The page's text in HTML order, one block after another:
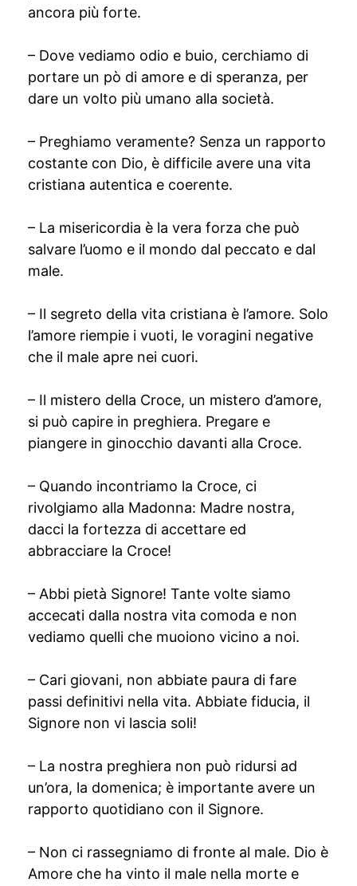
ancora più forte.
– Dove vediamo odio e buio, cerchiamo di
portare un pò di amore e di speranza, per
dare un volto più umano alla società.
– Preghiamo veramente? Senza un rapporto
costante con Dio, è difficile avere una vita
cristiana autentica e coerente.
– La misericordia è la vera forza che può
salvare l’uomo e il mondo dal peccato e dal
male.
– Il segreto della vita cristiana è l’amore. Solo
l’amore riempie i vuoti, le voragini negative
che il male apre nei cuori.
– Il mistero della Croce, un mistero d’amore,
si può capire in preghiera. Pregare e
piangere in ginocchio davanti alla Croce.
– Quando incontriamo la Croce, ci
rivolgiamo alla Madonna: Madre nostra,
dacci la fortezza di accettare ed
abbracciare la Croce!
– Abbi pietà Signore! Tante volte siamo
accecati dalla nostra vita comoda e non
vediamo quelli che muoiono vicino a noi.
– Cari giovani, non abbiate paura di fare
passi definitivi nella vita. Abbiate fiducia, il
Signore non vi lascia soli!
– La nostra preghiera non può ridursi ad
un’ora, la domenica; è importante avere un
rapporto quotidiano con il Signore.
– Non ci rassegniamo di fronte al male. Dio è
Amore che ha vinto il male nella morte e